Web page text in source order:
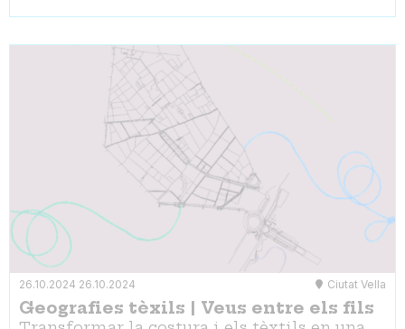
26.10.2024 26.10.2024 Ciutat Vella
Geografies tèxils | Veus entre els fils